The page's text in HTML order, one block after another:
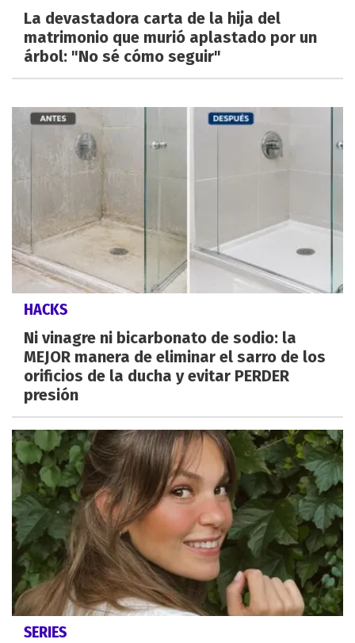
La devastadora carta de la hija del
matrimonio que murió aplastado por un
árbol: "No sé cómo seguir"
HACKS
Ni vinagre ni bicarbonato de sodio: la
MEJOR manera de eliminar el sarro de los
orificios de la ducha y evitar PERDER
presión
SERIES